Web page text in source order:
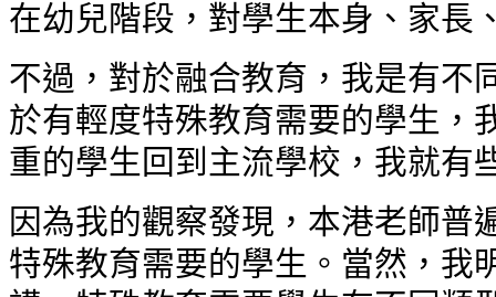
在幼兒階段，對學生本身、家長
不過，對於融合教育，我是有不
於有輕度特殊教育需要的學生，
重的學生回到主流學校，我就有
因為我的觀察發現，本港老師普
特殊教育需要的學生。當然，我